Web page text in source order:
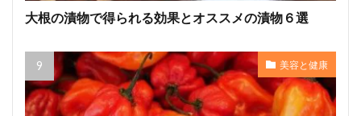
大根の漬物で得られる効果とオススメの漬物６選
美容と健康